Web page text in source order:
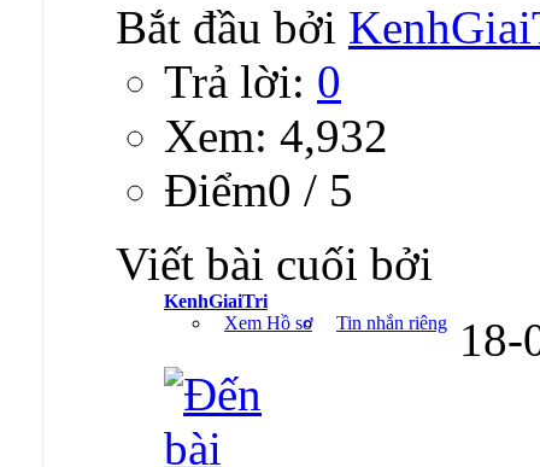
Bắt đầu bởi
Trả lời: 0
Xem: 4,932
Ðiểm0 / 5
Viết bài cuối bởi
KenhGiaiTri
Xem Hồ sơ
Tin nhắn riêng